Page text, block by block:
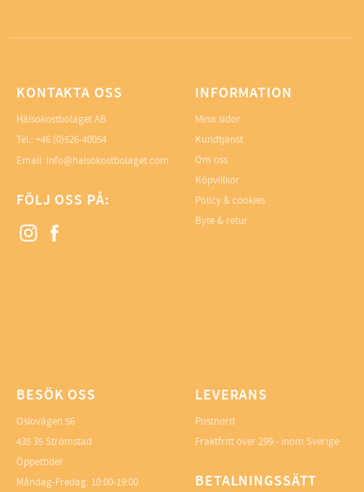
KONTAKTA OSS
Hälsokostbolaget AB
Tel.: +46 (0)526-40054
Email: info@halsokostbolaget.com
FÖLJ OSS PÅ:
INFORMATION
Mina sidor
Kundtjänst
Om oss
Köpvillkor
Policy & cookies
Byte & retur
BESÖK OSS
Oslovägen 56
435 35 Strömstad
Öppettider
Måndag-Fredag: 10:00-19:00
LEVERANS
Postnord
Fraktfritt över 299.- inom Sverige
BETALNINGSSÄTT